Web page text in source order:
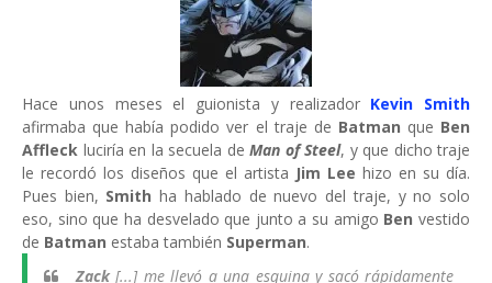
Hace unos meses el guionista y realizador Kevin Smith
afirmaba que había podido ver el traje de Batman que Ben
Affleck luciría en la secuela de Man of Steel, y que dicho traje
le recordó los diseños que el artista Jim Lee hizo en su día.
Pues bien, Smithha hablado de nuevo del traje, y no solo
eso, sino que ha desvelado que junto a su amigo Benvestido
de Batman estaba también Superman.
Zack [...] me llevó a una esquina y sacó rápidamente